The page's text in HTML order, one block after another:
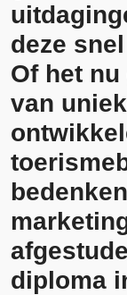
deze
Of het
van
diploma